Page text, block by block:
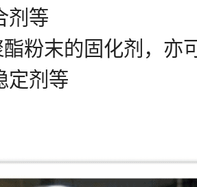
剂等
粉末的固化剂，亦
定剂等